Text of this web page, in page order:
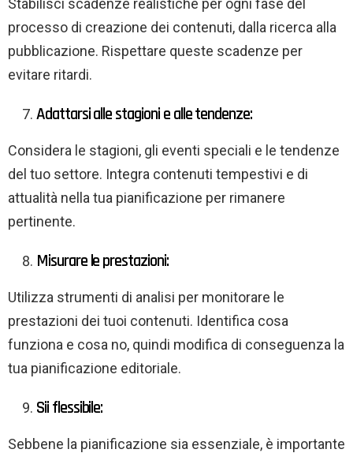
processo di creazione dei contenuti, dalla ricerca alla
pubblicazione. Rispettare queste scadenze per
evitare ritardi.
Adattarsi alle stagioni e alle tendenze:
Considera le stagioni, gli eventi speciali e le tendenze
del tuo settore. Integra contenuti tempestivi e di
attualità nella tua pianificazione per rimanere
pertinente.
Misurare le prestazioni:
Utilizza strumenti di analisi per monitorare le
prestazioni dei tuoi contenuti. Identifica cosa
funziona e cosa no, quindi modifica di conseguenza la
tua pianificazione editoriale.
Sii flessibile:
Sebbene la pianificazione sia essenziale, è importante